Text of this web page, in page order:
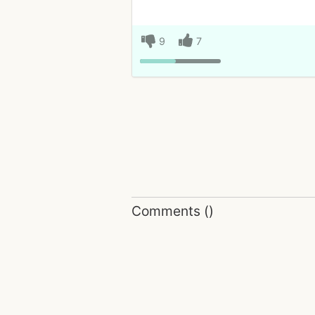
9
7
Comments ()